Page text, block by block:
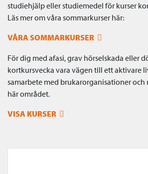
studiehjälp eller studiemedel för kurser
Läs mer om våra sommarkurser här:
VÅRA SOMMARKURSER
För dig med afasi, grav hörselskada eller
kortkursvecka vara vägen till ett aktivare
samarbete med brukarorganisationer
här området.
VISA KURSER